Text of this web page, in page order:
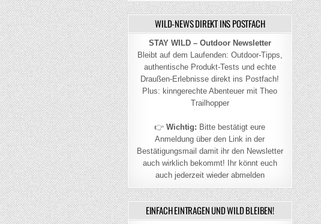
WILD-NEWS DIREKT INS POSTFACH
STAY WILD – Outdoor Newsletter
Bleibt auf dem Laufenden: Outdoor-Tipps,
authentische Produkt-Tests und echte
Draußen-Erlebnisse direkt ins Postfach!
Plus: kinngerechte Abenteuer mit Theo
Trailhopper
👉Wichtig: Bitte bestätigt eure
Anmeldung über den Link in der
Bestätigungsmail damit ihr den Newsletter
auch wirklich bekommt! Ihr könnt euch
auch jederzeit wieder abmelden
EINFACH EINTRAGEN UND WILD BLEIBEN!